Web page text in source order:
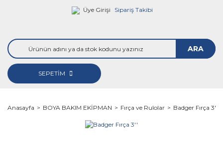
Üye Girişi Sipariş Takibi
ARA
SEPETİM
Anasayfa BOYA BAKIM EKİPMAN Fırça ve Rulolar Badger Fırça 3''